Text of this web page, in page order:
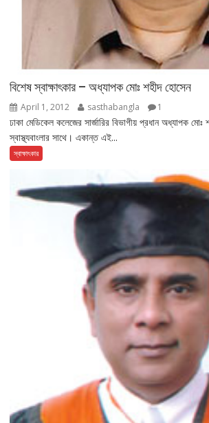
বিশেষ স্বাক্ষাৎকার – অধ্যাপক মোঃ শহীদ হোসেন
April 1, 2012 sasthabangla 1
ঢাকা মেডিকেল কলেজের সার্জারির বিভাগীয় প্রধান অধ্যাপক
স্বাস্থ্যবাংলার সাথে। একান্ত এই...
স্বাক্ষাৎকার